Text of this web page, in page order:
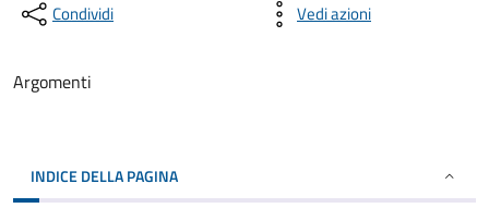
Condividi Vedi azioni
Argomenti
INDICE DELLA PAGINA